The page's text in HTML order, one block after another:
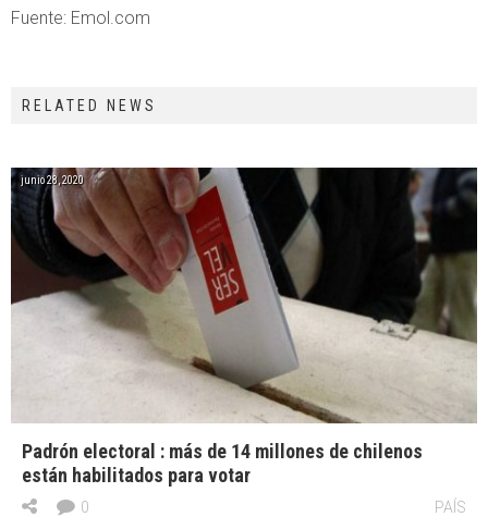
Fuente: Emol.com
RELATED NEWS
junio 28, 2020
Padrón electoral : más de 14 millones de chilenos
están habilitados para votar
PAÍS
0